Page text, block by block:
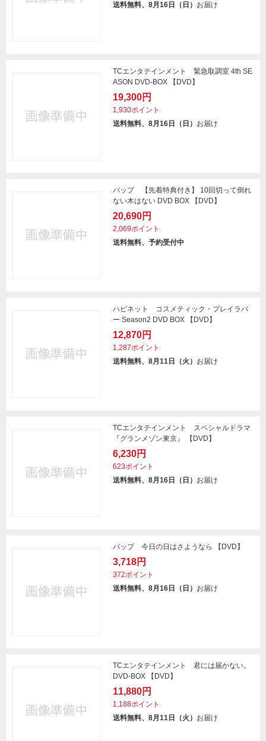
送料無料、8月16日（日） お届け
TCエンタテインメント 緊急取調室 4th SE
ASON DVD-BOX 【DVD】
19,300円
1,930ポイント
送料無料、8月16日（日） お届け
バップ 【先着特典付き】 10回切って倒れ
ない木はない DVD BOX 【DVD】
20,690円
2,069ポイント
送料無料、予約受付中
ハピネット コスメティック・プレイラバ
ー Season2 DVD BOX 【DVD】
12,870円
1,287ポイント
送料無料、8月11日（火） お届け
TCエンタテインメント スペシャルドラマ
『グランメゾン東京』 【DVD】
6,230円
623ポイント
送料無料、8月16日（日） お届け
バップ 今日の日はさようなら 【DVD】
3,718円
372ポイント
送料無料、8月16日（日） お届け
TCエンタテインメント 君には届かない。
DVD-BOX 【DVD】
11,880円
1,188ポイント
送料無料、8月11日（火） お届け